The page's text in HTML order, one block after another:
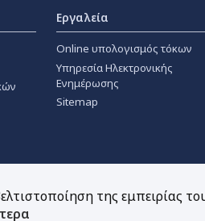
Εργαλεία
Online υπολογισμός τόκων
Υπηρεσία Ηλεκτρονικής
Ενημέρωσης
Sitemap
της εμπειρίας